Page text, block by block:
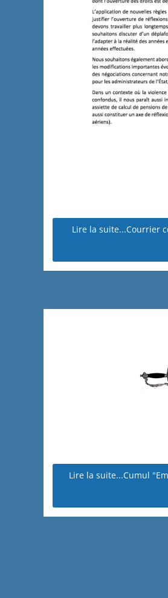
Lire la suite...Courrier
Lire la suite...Cumul